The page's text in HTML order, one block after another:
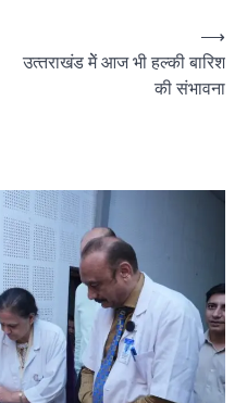
उत्‍तराखंड मेें आज भी हल्की बारिश
की संभावना
⟶